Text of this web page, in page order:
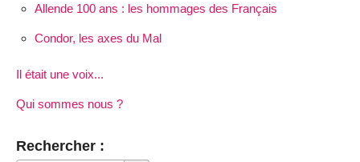
Allende 100 ans : les hommages des Français
Condor, les axes du Mal
Il était une voix...
Qui sommes nous ?
Rechercher :